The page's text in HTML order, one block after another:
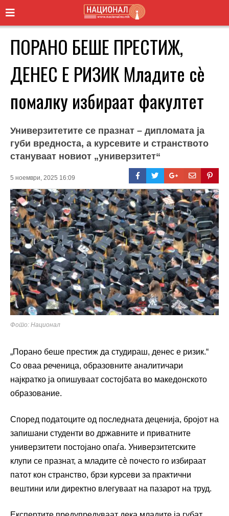
ПОРАНО БЕШЕ ПРЕСТИЖ,
ДЕНЕС Е РИЗИК Младите сè
помалку избираат факултет
Универзитетите се празнат – дипломата ја
губи вредноста, а курсевите и странството
стануваат новиот „универзитет“
5 ноември, 2025 16:09
Фото: Национал
„Порано беше престиж да студираш, денес е ризик.“
Со оваа реченица, образовните аналитичари
најкратко ја опишуваат состојбата во македонското
образование.
Според податоците од последната деценија, бројот на
запишани студенти во државните и приватните
универзитети постојано опаѓа. Универзитетските
клупи се празнат, а младите сè почесто го избираат
патот кон странство, брзи курсеви за практични
вештини или директно влегуваат на пазарот на труд.